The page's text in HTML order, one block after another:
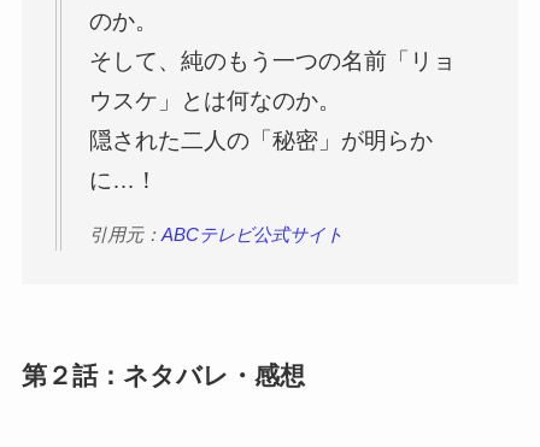
のか。
そして、純のもう一つの名前「リョ
ウスケ」とは何なのか。
隠された二人の「秘密」が明らか
に…！
引用元：ABCテレビ公式サイト
第２話：ネタバレ・感想